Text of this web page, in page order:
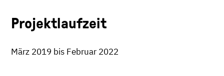
Projektlaufzeit
März 2019 bis Februar 2022